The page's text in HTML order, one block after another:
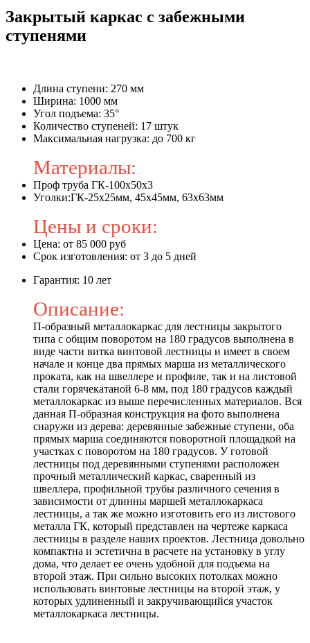
Закрытый каркас с забежными
ступенями
Длина ступени: 270 мм
Ширина: 1000 мм
Угол подъема: 35°
Количество ступеней: 17 штук
Максимальная нагрузка: до 700 кг
Материалы:
Проф труба ГК-100х50х3
Уголки:ГК-25х25мм, 45х45мм, 63х63мм
Цены и сроки:
Цена: от 85 000 руб
Срок изготовления: от 3 до 5 дней
Гарантия: 10 лет
Описание:
П-образный металлокаркас для лестницы закрытого
типа с общим поворотом на 180 градусов выполнена в
виде части витка винтовой лестницы и имеет в своем
начале и конце два прямых марша из металлического
проката, как на швеллере и профиле, так и на листовой
стали горячекатаной 6-8 мм, под 180 градусов каждый
металлокаркас из выше перечисленных материалов. Вся
данная П-образная конструкция на фото выполнена
снаружи из дерева: деревянные забежные ступени, оба
прямых марша соединяются поворотной площадкой на
участках с поворотом на 180 градусов. У готовой
лестницы под деревянными ступенями расположен
прочный металлический каркас, сваренный из
швеллера, профильной трубы различного сечения в
зависимости от длинны маршей металлокаркаса
лестницы, а так же можно изготовить его из листового
металла ГК, который представлен на чертеже каркаса
лестницы в разделе наших проектов. Лестница довольно
компактна и эстетична в расчете на установку в углу
дома, что делает ее очень удобной для подъема на
второй этаж. При сильно высоких потолках можно
использовать винтовые лестницы на второй этаж, у
которых удлиненный и закручивающийся участок
металлокаркаса лестницы.